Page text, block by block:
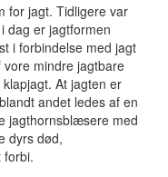
for jagt. Tidligere var
dag er jagtformen
i forbindelse med jagt
mindre jagtbare
At jagten er
andet ledes af en
jagthornsblæsere med
dyrs død,
forbi.